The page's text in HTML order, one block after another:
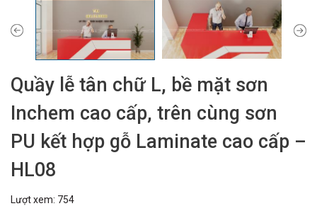
Quầy lễ tân chữ L, bề mặt sơn
Inchem cao cấp, trên cùng sơn
PU kết hợp gỗ Laminate cao cấp –
HL08
Lượt xem: 754